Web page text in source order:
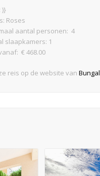
)}
Roses
aantal personen: 4
slaapkamers: 1
€ 468.00
reis op de website van